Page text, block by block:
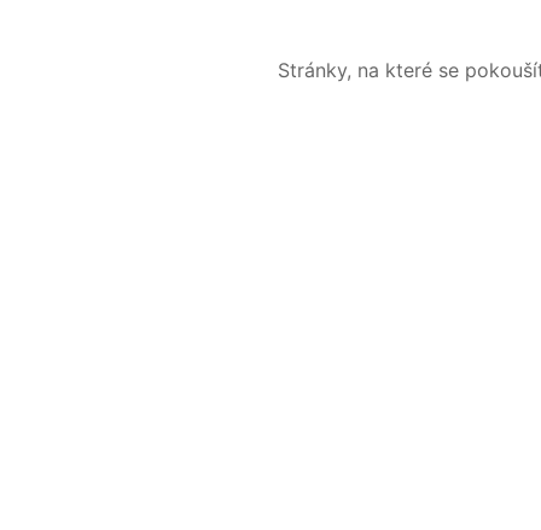
Stránky, na které se